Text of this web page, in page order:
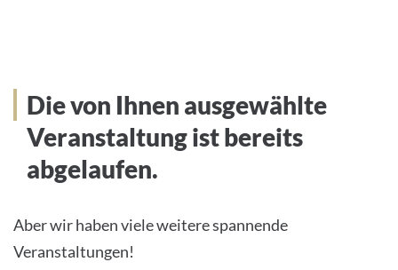
Die von Ihnen ausgewählte
Veranstaltung ist bereits
abgelaufen.
Aber wir haben viele weitere spannende
Veranstaltungen!